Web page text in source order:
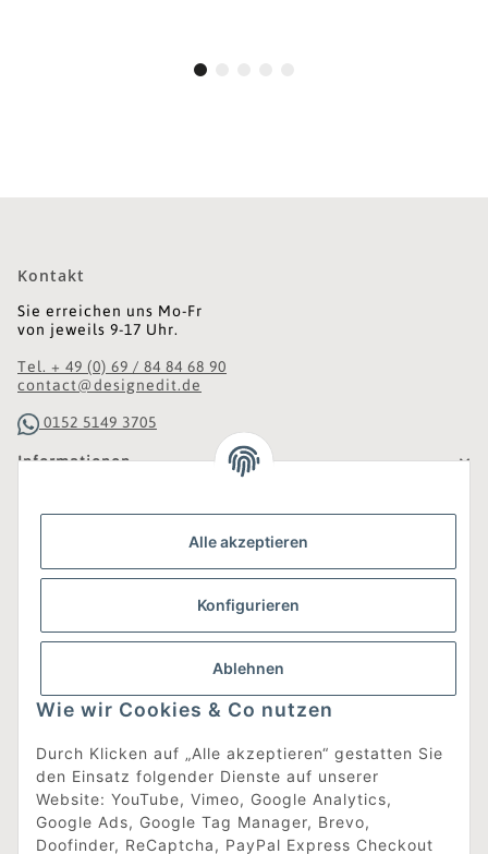
Alle akzeptieren
Konfigurieren
Ablehnen
Wie wir Cookies & Co nutzen
Durch Klicken auf „Alle akzeptieren“ gestatten Sie
den Einsatz folgender Dienste auf unserer
Website: YouTube, Vimeo, Google Analytics,
Google Ads, Google Tag Manager, Brevo,
Doofinder, ReCaptcha, PayPal Express Checkout
Kontakt
Sie erreichen uns Mo-Fr
von jeweils 9-17 Uhr.
Tel. + 49 (0) 69 / 84 84 68 90
contact@designedit.de
0152 5149 3705
Informationen
Gesetzliche Informationen
Was ist DesignEdit_?
Eine Online-Boutique für individuelles Design.
Ausgewählte Designer-Möbel und Accessoires, neue und
gebrauchte Designklassiker, die Entdeckung
unbekannter Manufakturen und Interior-Schätze aus
aller Welt sowie ein Blogazine mit jeder Menge
Inspiration.
Für alle, die nach dem Besonderen suchen!
[mehr erfahren]